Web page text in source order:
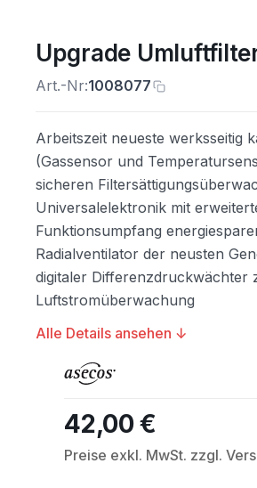
Upgrade
Art.-Nr:1008077
Arbeitszeit neueste werksseitig
(Gassensor und
sicheren
Universalelektronik mit
Funktionsumpfang
Radialventilator der neusten
digitaler Differenzdruckwächter
Luftstromüberwachung
Alle Details ansehen ↓
Regulärer Preis:
42,00 €
Preise exkl. MwSt. zzgl.